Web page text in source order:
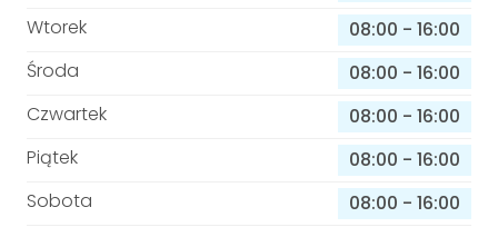
Wtorek
08:00 - 16:00
Środa
08:00 - 16:00
Czwartek
08:00 - 16:00
Piątek
08:00 - 16:00
Sobota
08:00 - 16:00